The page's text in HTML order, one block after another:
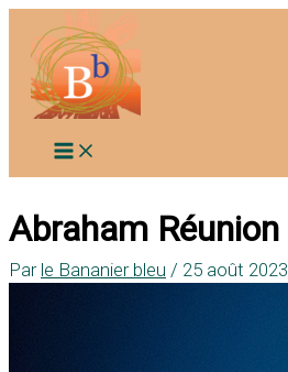
contenu
Abraham Réunion
Par le Bananier bleu / 25 août 2023